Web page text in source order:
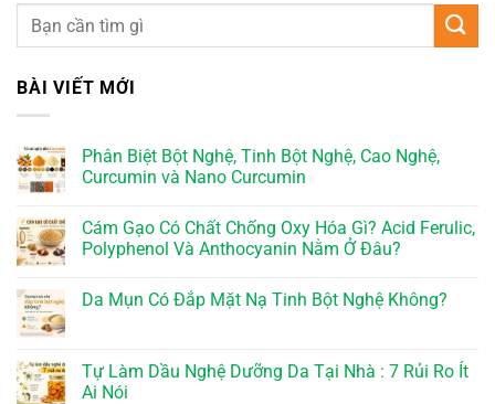
BÀI VIẾT MỚI
Phân Biệt Bột Nghệ, Tinh Bột Nghệ, Cao Nghệ,
Curcumin và Nano Curcumin
Cám Gạo Có Chất Chống Oxy Hóa Gì? Acid Ferulic,
Polyphenol Và Anthocyanin Nằm Ở Đâu?
Da Mụn Có Đắp Mặt Nạ Tinh Bột Nghệ Không?
Tự Làm Dầu Nghệ Dưỡng Da Tại Nhà : 7 Rủi Ro Ít
Ai Nói